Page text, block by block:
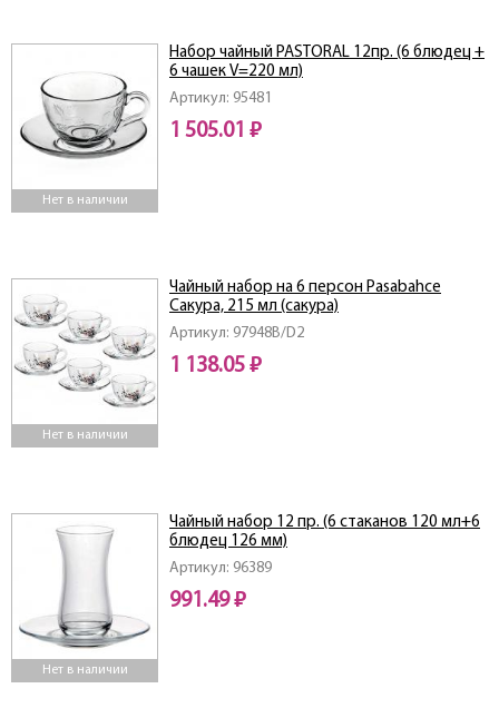
Нет в наличии
Артикул: 95481
Набор чайный PASTORAL 12пр. (6 блюдец +
6 чашек V=220 мл)
1 505.01 ₽
Нет в наличии
Артикул: 97948B/D2
Чайный набор на 6 персон Pasabahce
Сакура, 215 мл (сакура)
1 138.05 ₽
Нет в наличии
Артикул: 96389
Чайный набор 12 пр. (6 стаканов 120 мл+6
блюдец 126 мм)
991.49 ₽